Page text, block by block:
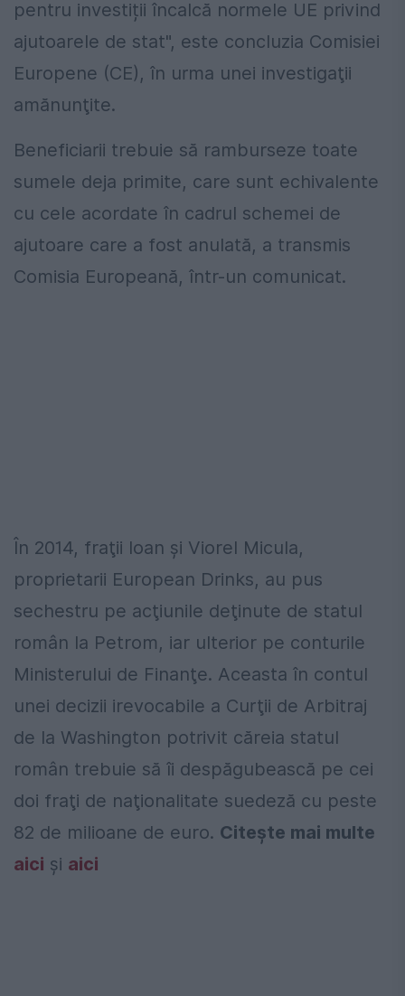
pentru investiții încalcă normele UE privind
ajutoarele de stat", este concluzia Comisiei
Europene (CE), în urma unei investigaţii
amănunţite.
Beneficiarii trebuie să ramburseze toate
sumele deja primite, care sunt echivalente
cu cele acordate în cadrul schemei de
ajutoare care a fost anulată, a transmis
Comisia Europeană, într-un comunicat.
În 2014, fraţii Ioan şi Viorel Micula,
proprietarii European Drinks, au pus
sechestru pe acţiunile deţinute de statul
român la Petrom, iar ulterior pe conturile
Ministerului de Finanţe. Aceasta în contul
unei decizii irevocabile a Curţii de Arbitraj
de la Washington potrivit căreia statul
român trebuie să îi despăgubească pe cei
doi fraţi de naţionalitate suedeză cu peste
82 de milioane de euro. Citeşte mai multe
aici şi aici